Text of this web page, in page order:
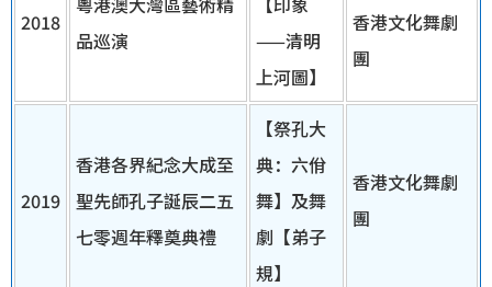
2018
品巡演
——清明
上河圖】
香港文化舞劇
團
2019
香港各界紀念大成至
聖先師孔子誕辰二五
七零週年釋奠典禮
【祭孔大
典：六佾
舞】及舞
劇【弟子
規】
香港文化舞劇
團